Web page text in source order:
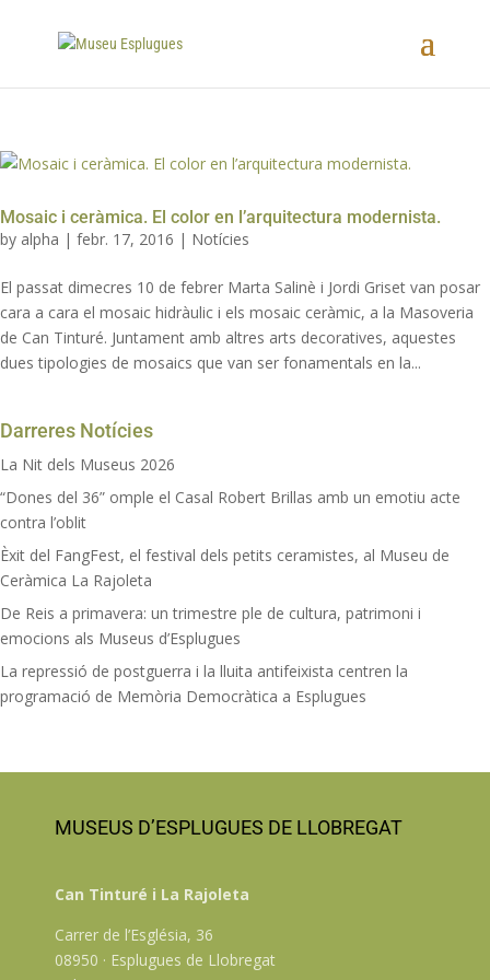
Mosaic i ceràmica. El color en l’arquitectura modernista.
by alpha | febr. 17, 2016 | Notícies
El passat dimecres 10 de febrer Marta Salinè i Jordi Griset van posar
cara a cara el mosaic hidràulic i els mosaic ceràmic, a la Masoveria
de Can Tinturé. Juntament amb altres arts decoratives, aquestes
dues tipologies de mosaics que van ser fonamentals en la...
Darreres Notícies
La Nit dels Museus 2026
“Dones del 36” omple el Casal Robert Brillas amb un emotiu acte
contra l’oblit
Èxit del FangFest, el festival dels petits ceramistes, al Museu de
Ceràmica La Rajoleta
De Reis a primavera: un trimestre ple de cultura, patrimoni i
emocions als Museus d’Esplugues
La repressió de postguerra i la lluita antifeixista centren la
programació de Memòria Democràtica a Esplugues
MUSEUS D’ESPLUGUES DE LLOBREGAT
Can Tinturé i La Rajoleta
Carrer de l’Església, 36
08950 · Esplugues de Llobregat